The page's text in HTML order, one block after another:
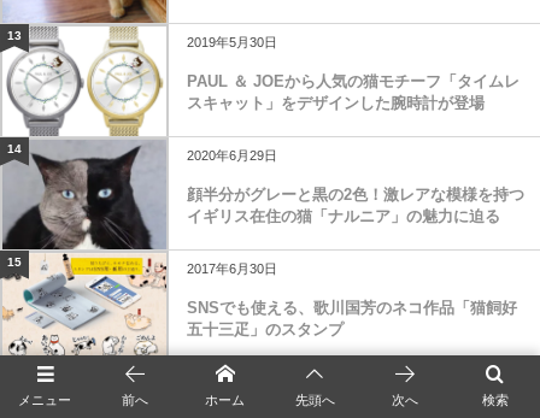
13 2019年5月30日
PAUL ＆ JOEから人気の猫モチーフ「タイムレ
スキャット」をデザインした腕時計が登場
14 2020年6月29日
顔半分がグレーと黒の2色！激レアな模様を持つ
イギリス在住の猫「ナルニア」の魅力に迫る
15 2017年6月30日
SNSでも使える、歌川国芳のネコ作品「猫飼好
五十三疋」のスタンプ
＜お得な特典が盛りだくさん＞
メニュー 検索
前へ ホーム 先頭へ 次へ